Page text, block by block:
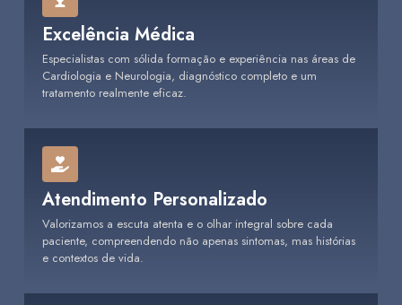
Excelência Médica
Especialistas com sólida formação e experiência nas áreas de
Cardiologia e Neurologia, diagnóstico completo e um
tratamento realmente eficaz.
Atendimento Personalizado
Valorizamos a escuta atenta e o olhar integral sobre cada
paciente, compreendendo não apenas sintomas, mas histórias
e contextos de vida.